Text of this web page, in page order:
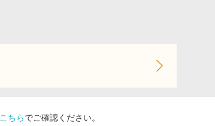
こちらでご確認ください。